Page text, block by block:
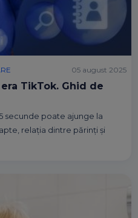
TikTok. Ghid de
secunde poate ajunge la
relația dintre părinți și
05 august 2025